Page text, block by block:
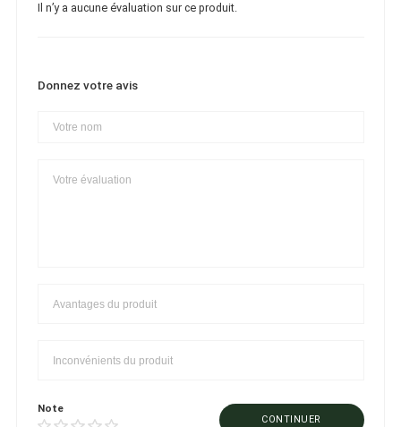
Il n’y a aucune évaluation sur ce produit.
Donnez votre avis
Note
CONTINUER